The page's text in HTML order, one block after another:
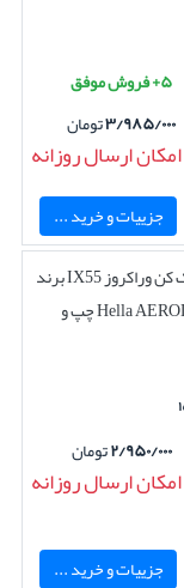
۵+ فروش موفق
۳/۹۸۵/۰۰۰تومان
امکان ارسال روزانه
جزییات و خرید ...
تیغه برف پاک کن وراکروز IX55 برند
Hella AERODYNAMIC چپ و
۲/۹۵۰/۰۰۰تومان
امکان ارسال روزانه
جزییات و خرید ...